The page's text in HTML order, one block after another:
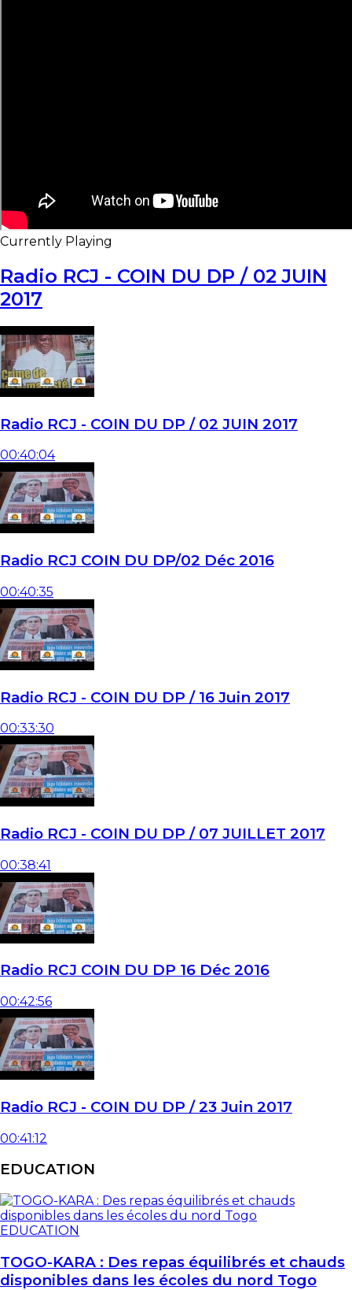
Currently Playing
Radio RCJ - COIN DU DP / 02 JUIN
2017
Radio RCJ - COIN DU DP / 02 JUIN 2017
00:40:04
Radio RCJ COIN DU DP/02 Déc 2016
00:40:35
Radio RCJ - COIN DU DP / 16 Juin 2017
00:33:30
Radio RCJ - COIN DU DP / 07 JUILLET 2017
00:38:41
Radio RCJ COIN DU DP 16 Déc 2016
00:42:56
Radio RCJ - COIN DU DP / 23 Juin 2017
00:41:12
EDUCATION
EDUCATION
TOGO-KARA : Des repas équilibrés et chauds
disponibles dans les écoles du nord Togo